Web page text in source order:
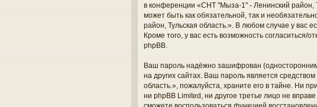
в конференции «СНТ "Мыза-1" - Ленинский район,
может быть как обязательной, так и
район, Тульская область.». В любом случае у вас
Кроме того, у вас есть возможность
phpBB.
Ваш пароль надёжно зашифрован
на других сайтах. Ваш пароль является
область.», пожалуйста, храните его в тайне. Ни
ни phpBB Limited, ни другое третье лицо не